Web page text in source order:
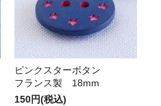
ピンクスターボタン
フランス製 18mm
150円(税込)